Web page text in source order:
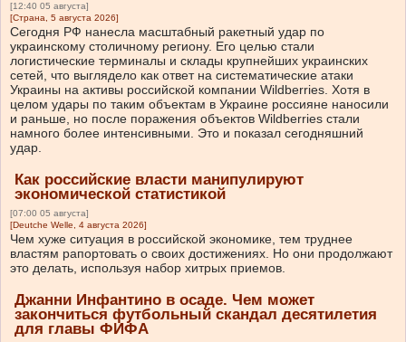
[12:40 05 августа]
[Страна, 5 августа 2026]
Сегодня РФ нанесла масштабный ракетный удар по
украинскому столичному региону. Его целью стали
логистические терминалы и склады крупнейших украинских
сетей, что выглядело как ответ на систематические атаки
Украины на активы российской компании Wildberries. Хотя в
целом удары по таким объектам в Украине россияне наносили
и раньше, но после поражения объектов Wildberries стали
намного более интенсивными. Это и показал сегодняшний
удар.
Как российские власти манипулируют
экономической статистикой
[07:00 05 августа]
[Deutche Welle, 4 августа 2026]
Чем хуже ситуация в российской экономике, тем труднее
властям рапортовать о своих достижениях. Но они продолжают
это делать, используя набор хитрых приемов.
Джанни Инфантино в осаде. Чем может
закончиться футбольный скандал десятилетия
для главы ФИФА